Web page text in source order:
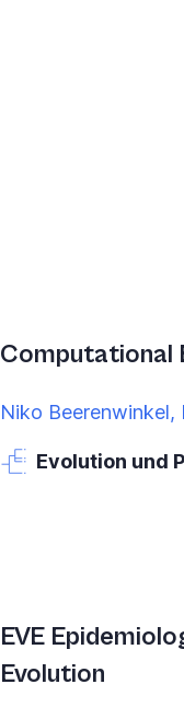
Computational
Niko Beerenwinkel,
Evolution und
EVE
Evolution